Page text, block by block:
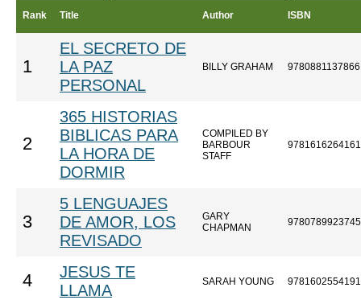
Rank Title Author ISBN
1
EL SECRETO DE
LA PAZ
PERSONAL
BILLY GRAHAM 9780881137866
2
365 HISTORIAS
BIBLICAS PARA
LA HORA DE
DORMIR
COMPILED BY
BARBOUR
STAFF
9781616264161
3
5 LENGUAJES
DE AMOR, LOS
REVISADO
GARY
CHAPMAN
9780789923745
4
JESUS TE
LLAMA
SARAH YOUNG 9781602554191